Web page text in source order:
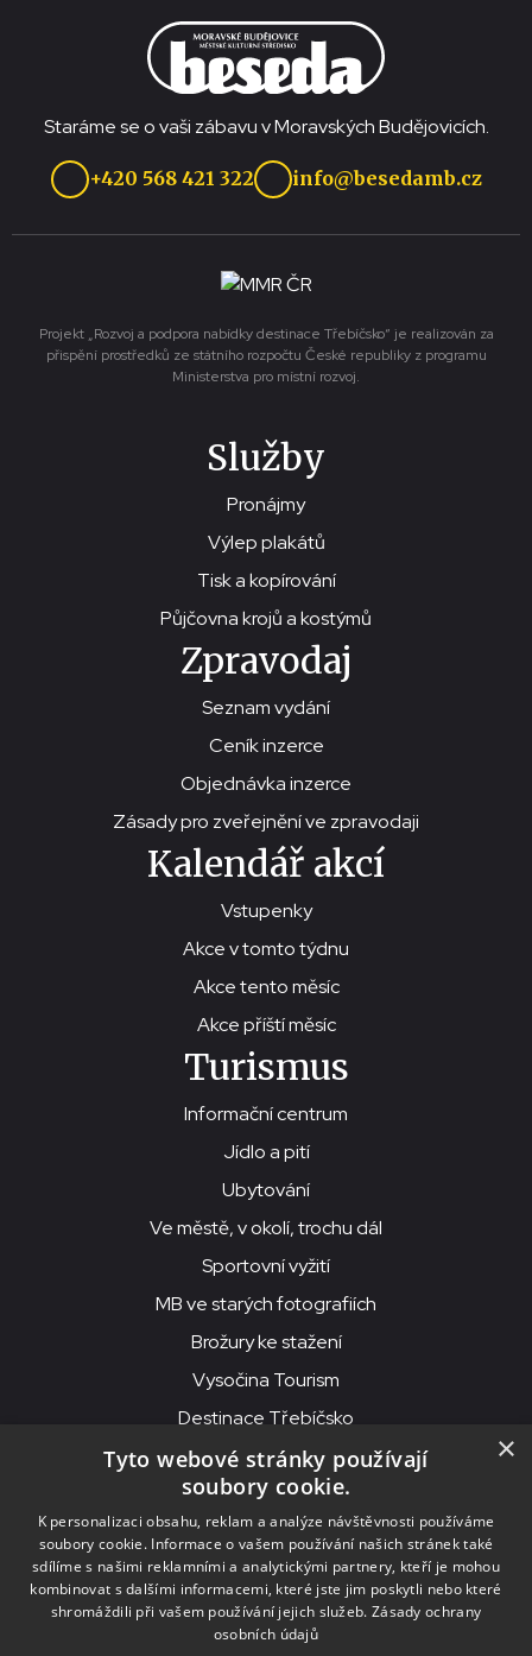
Staráme se o vaši zábavu v Moravských Budějovicích.
+420 568 421 322 info@besedamb.cz
Projekt „Rozvoj a podpora nabídky destinace Třebíčsko“ je realizován za
přispění prostředků ze státního rozpočtu České republiky z programu
Ministerstva pro místní rozvoj.
Služby
Pronájmy
Výlep plakátů
Tisk a kopírování
Půjčovna krojů a kostýmů
Zpravodaj
Seznam vydání
Ceník inzerce
Objednávka inzerce
Zásady pro zveřejnění ve zpravodaji
Kalendář akcí
Vstupenky
Akce v tomto týdnu
Akce tento měsíc
Akce příští měsíc
Turismus
Informační centrum
Jídlo a pití
Ubytování
Ve městě, v okolí, trochu dál
Sportovní vyžití
MB ve starých fotografiích
Brožury ke stažení
Vysočina Tourism
Destinace Třebíčsko
© 2026MKS Beseda Mor. Budějovice
MKS Beseda, příspěvková organizace, Purcnerova 62, 676 02
Moravské Budějovice
IČO: 00091758, DIČ: CZ00091758, ID datové schránky: chjn2kd
×
Tyto webové stránky používají
soubory cookie.
K personalizaci obsahu, reklam a analýze návštěvnosti používáme
soubory cookie. Informace o vašem používání našich stránek také
sdílíme s našimi reklamními a analytickými partnery, kteří je mohou
kombinovat s dalšími informacemi, které jste jim poskytli nebo které
shromáždili při vašem používání jejich služeb. Zásady ochrany
osobních údajů